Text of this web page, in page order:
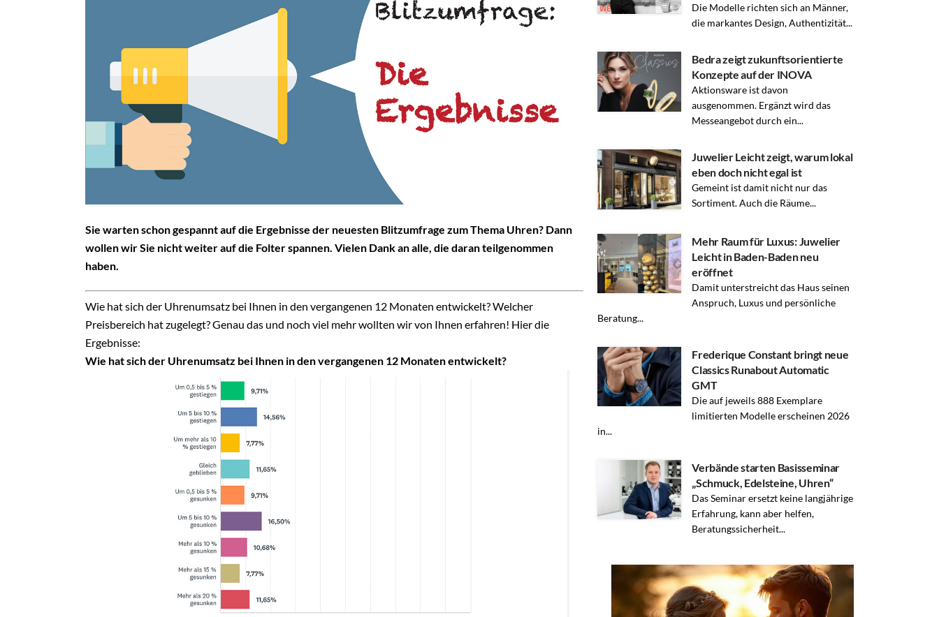
Sie warten schon gespannt auf die Ergebnisse der neuesten Blitzumfrage zum Thema Uhren? Dann
wollen wir Sie nicht weiter auf die Folter spannen. Vielen Dank an alle, die daran teilgenommen
haben.
Wie hat sich der Uhrenumsatz bei Ihnen in den vergangenen 12 Monaten entwickelt? Welcher
Preisbereich hat zugelegt? Genau das und noch viel mehr wollten wir von Ihnen erfahren! Hier die
Ergebnisse:
Wie hat sich der Uhrenumsatz bei Ihnen in den vergangenen 12 Monaten entwickelt?
Die Modelle richten sich an Männer,
die markantes Design, Authentizität...
Bedra zeigt zukunftsorientierte
Konzepte auf der INOVA
Aktionsware ist davon
ausgenommen. Ergänzt wird das
Messeangebot durch ein...
Juwelier Leicht zeigt, warum lokal
eben doch nicht egal ist
Gemeint ist damit nicht nur das
Sortiment. Auch die Räume...
Mehr Raum für Luxus: Juwelier
Leicht in Baden-Baden neu
eröffnet
Damit unterstreicht das Haus seinen
Anspruch, Luxus und persönliche
Beratung...
Frederique Constant bringt neue
Classics Runabout Automatic
GMT
Die auf jeweils 888 Exemplare
limitierten Modelle erscheinen 2026
in...
Verbände starten Basisseminar
„Schmuck, Edelsteine, Uhren“
Das Seminar ersetzt keine langjährige
Erfahrung, kann aber helfen,
Beratungssicherheit...